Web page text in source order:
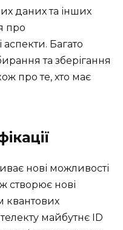
даних та інших
про
аспекти. Багато
та зберігання
про те, хто має
нові можливості
створює нові
квантових
майбутнє ID